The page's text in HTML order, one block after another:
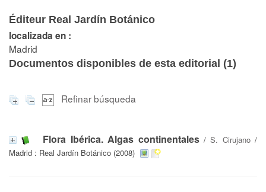
Éditeur Real Jardín Botánico
localizada en :
Madrid
Documentos disponibles de esta editorial (1)
Refinar búsqueda
Flora Ibérica. Algas continentales/S. Cirujano/
Madrid : Real Jardín Botánico (2008)